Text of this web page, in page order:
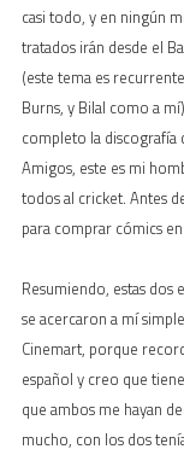
casi todo, y en ningún
tratados irán desde el
(este tema es
Burns, y Bilal como a
completo la discografía
Amigos, este es mi
todos al cricket. Antes
para comprar cómics
Resumiendo, estas dos
se acercaron a mí
Cinemart, porque
español y creo que
que ambos me hayan
mucho, con los dos